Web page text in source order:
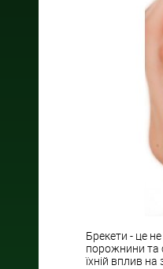
Брекети - це
порожнини та
їхній вплив